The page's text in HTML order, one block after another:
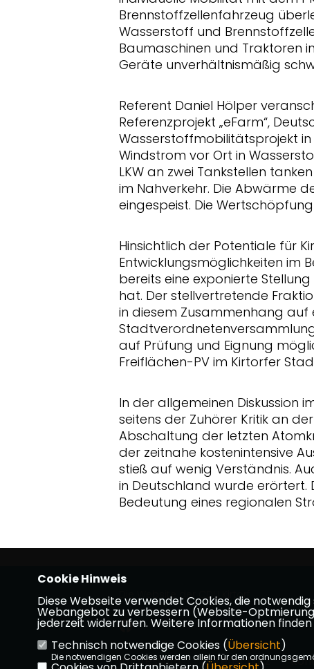
Brennstoffzellenfahrzeug
Wasserstoff und
Baumaschinen und Traktoren
Geräte unverhältnismäßig
Referent Daniel Hölper
Referenzprojekt „eFarm“,
Wasserstoffmobilitätsprojekt in
Windstrom vor Ort in
LKW an zwei Tankstellen
im Nahverkehr. Die Abwärme
eingespeist. Die
Hinsichtlich der Potentiale für
Entwicklungsmöglichkeiten im
bereits eine exponierte
hat. Der stellvertretende
in diesem Zusammenhang auf
auf Prüfung und Eignung
Freiflächen-PV im Kirtorfer
In der allgemeinen Diskussion
seitens der Zuhörer Kritik an
Abschaltung der letzten
der zeitnahe kostenintensive
stieß auf wenig Verständnis.
in Deutschland wurde
Bedeutung eines regionalen
Die Website der CDU Kirtorf
Impressum Datenschutz
Cookie Hinweis
Diese Webseite verwendet Cookies, die
Webangebot zu verbessern (Website-
jederzeit widerrufen. Weitere Informationen finden
Technisch notwendige Cookies (Übersicht)
Die notwendigen Cookies werden allein für den